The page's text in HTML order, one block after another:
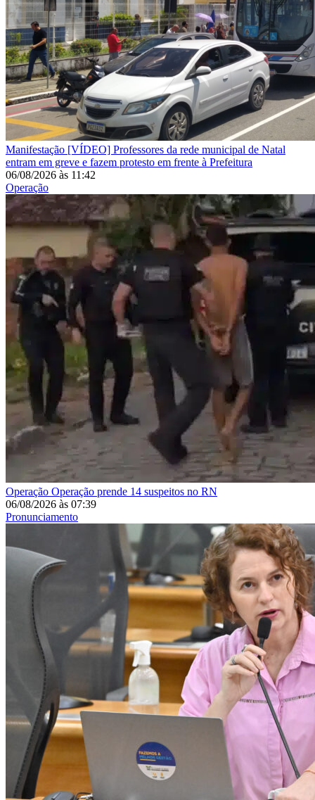
Manifestação [VÍDEO] Professores da rede municipal de Natal
entram em greve e fazem protesto em frente à Prefeitura
06/08/2026 às 11:42
Operação
Operação Operação prende 14 suspeitos no RN
06/08/2026 às 07:39
Pronunciamento